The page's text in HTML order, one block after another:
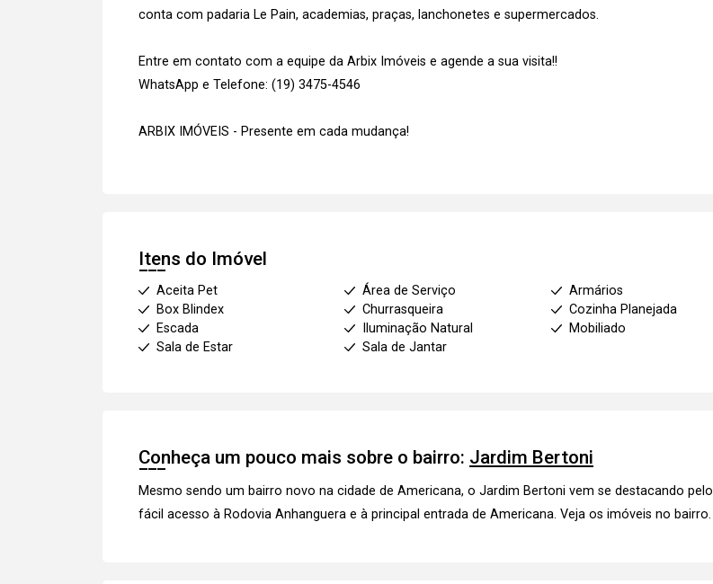
conta com padaria Le Pain, academias, praças, lanchonetes e supermercados.
Entre em contato com a equipe da Arbix Imóveis e agende a sua visita!!
WhatsApp e Telefone: (19) 3475-4546
ARBIX IMÓVEIS - Presente em cada mudança!
Itens do Imóvel
Aceita Pet Área de Serviço
Armários
Box Blindex
Churrasqueira
Cozinha Planejada
Escada
Iluminação Natural
Mobiliado
Sala de Estar
Sala de Jantar
Conheça um pouco mais sobre o bairro: Jardim Bertoni
Mesmo sendo um bairro novo na cidade de Americana, o Jardim Bertoni vem se destacando pelo
fácil acesso à Rodovia Anhanguera e à principal entrada de Americana. Veja os imóveis no bairro.